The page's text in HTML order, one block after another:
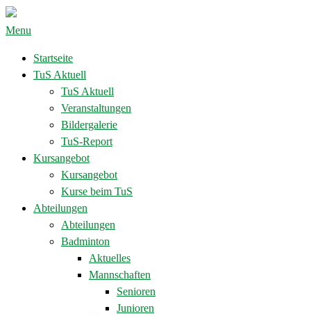
Menu
Startseite
TuS Aktuell
TuS Aktuell
Veranstaltungen
Bildergalerie
TuS-Report
Kursangebot
Kursangebot
Kurse beim TuS
Abteilungen
Abteilungen
Badminton
Aktuelles
Mannschaften
Senioren
Junioren